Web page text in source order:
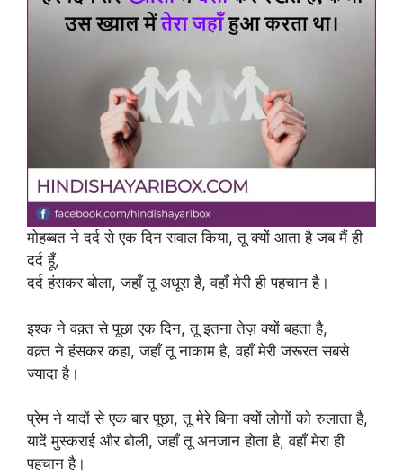
मोहब्बत ने दर्द से एक दिन सवाल किया, तू क्यों आता है जब मैं ही
दर्द हूँ,
दर्द हंसकर बोला, जहाँ तू अधूरा है, वहाँ मेरी ही पहचान है।
इश्क ने वक़्त से पूछा एक दिन, तू इतना तेज़ क्यों बहता है,
वक़्त ने हंसकर कहा, जहाँ तू नाकाम है, वहाँ मेरी जरूरत सबसे
ज्यादा है।
प्रेम ने यादों से एक बार पूछा, तू मेरे बिना क्यों लोगों को रुलाता है,
यादें मुस्कराई और बोली, जहाँ तू अनजान होता है, वहाँ मेरा ही
पहचान है।